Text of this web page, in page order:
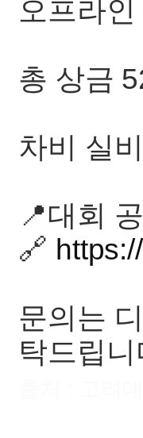
오프라
총 상금
차비 실
📍대회
🔗
문의는
탁드립니